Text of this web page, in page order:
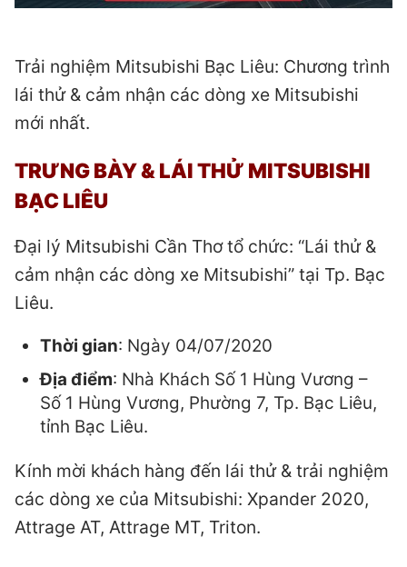
Trải nghiệm Mitsubishi Bạc Liêu: Chương trình
lái thử & cảm nhận các dòng xe Mitsubishi
mới nhất.
TRƯNG BÀY & LÁI THỬ MITSUBISHI
BẠC LIÊU
Đại lý Mitsubishi Cần Thơ tổ chức: “Lái thử &
cảm nhận các dòng xe Mitsubishi” tại Tp. Bạc
Liêu.
Thời gian: Ngày 04/07/2020
Địa điểm: Nhà Khách Số 1 Hùng Vương –
Số 1 Hùng Vương, Phường 7, Tp. Bạc Liêu,
tỉnh Bạc Liêu.
Kính mời khách hàng đến lái thử & trải nghiệm
các dòng xe của Mitsubishi: Xpander 2020,
Attrage AT, Attrage MT, Triton.